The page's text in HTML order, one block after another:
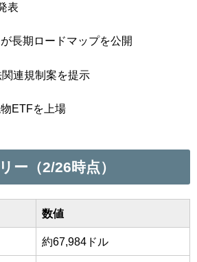
表
長期ロードマップを公開
連規制案を提示
ETFを上場
ー（2/26時点）
数値
約67,984ドル